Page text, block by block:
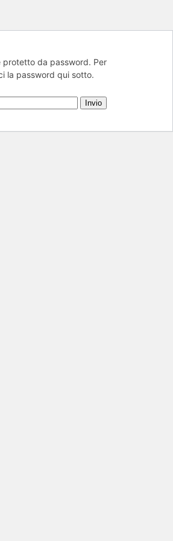
protetto da password. Per
la password qui sotto.